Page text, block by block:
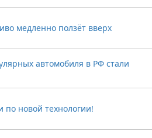
медленно ползёт вверх
автомобиля в РФ стали
по новой технологии!